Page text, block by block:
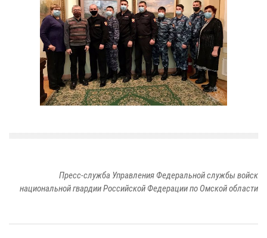
Пресс-служба Управления Федеральной службы войск
национальной гвардии Российской Федерации по Омской области